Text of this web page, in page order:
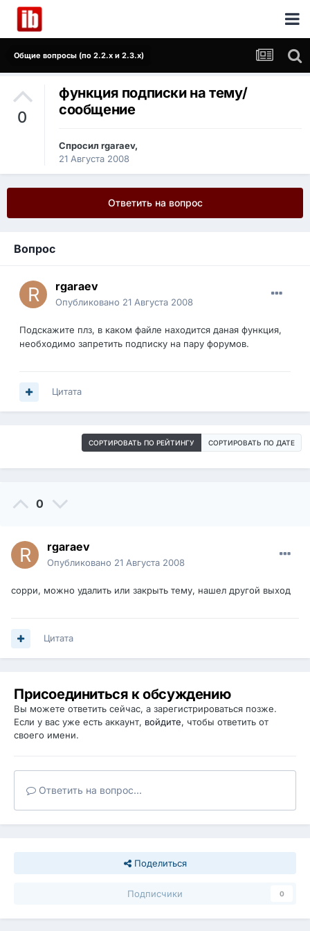
Общие вопросы (по 2.2.x и 2.3.x)
0
функция подписки на тему/
сообщение
Спросил rgaraev,
21 Августа 2008
Ответить на вопрос
Вопрос
rgaraev
Опубликовано 21 Августа 2008
Подскажите плз, в каком файле находится даная функция,
необходимо запретить подписку на пару форумов.
Цитата
СОРТИРОВАТЬ ПО РЕЙТИНГУ СОРТИРОВАТЬ ПО ДАТЕ
0
rgaraev
Опубликовано 21 Августа 2008
сорри, можно удалить или закрыть тему, нашел другой выход
Цитата
Присоединиться к обсуждению
Вы можете ответить сейчас, а зарегистрироваться позже.
Если у вас уже есть аккаунт, войдите, чтобы ответить от
своего имени.
Ответить на вопрос...
Поделиться
Подписчики 0